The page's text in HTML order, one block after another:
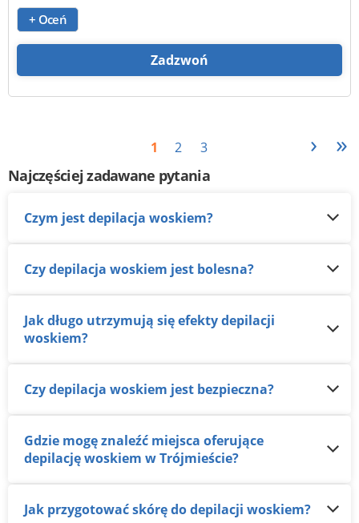
+ Oceń
Zadzwoń
1 2 3 › »
Najczęściej zadawane pytania
Czym jest depilacja woskiem?
Czy depilacja woskiem jest bolesna?
Jak długo utrzymują się efekty depilacji
woskiem?
Czy depilacja woskiem jest bezpieczna?
Gdzie mogę znaleźć miejsca oferujące
depilację woskiem w Trójmieście?
Jak przygotować skórę do depilacji woskiem?